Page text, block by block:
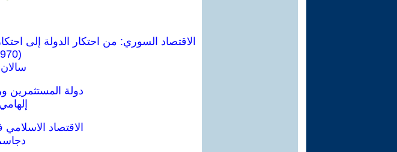
الاقتصاد السوري: من احتكار الدولة إلى
(1970-2025)
دولة المستثمرين
الاقتصاد